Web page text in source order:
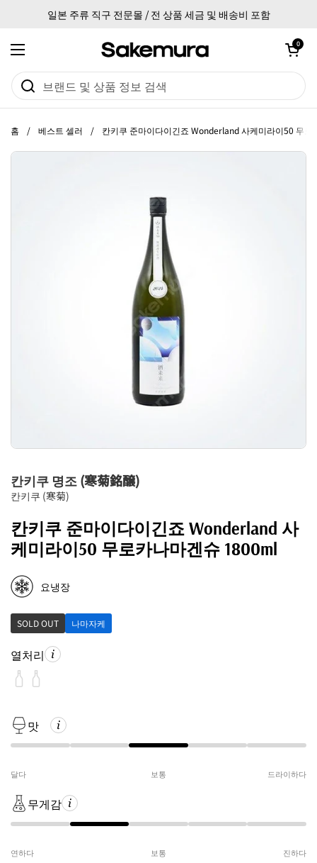
일본 주류 직구 전문몰 / 전 상품 세금 및 배송비 포함
메뉴 열기
카트 열기
0
홈 / 베스트 셀러 / 칸키쿠 준마이다이긴죠 Wonderland 사케미라이50 무
칸키쿠 명조 (寒菊銘醸)
칸키쿠 (寒菊)
칸키쿠 준마이다이긴죠 Wonderland 사
케미라이50 무로카나마겐슈 1800ml
요냉장
SOLD OUT 나마자케
열처리
맛
달다 보통 드라이하다
무게감
연하다 보통 진하다